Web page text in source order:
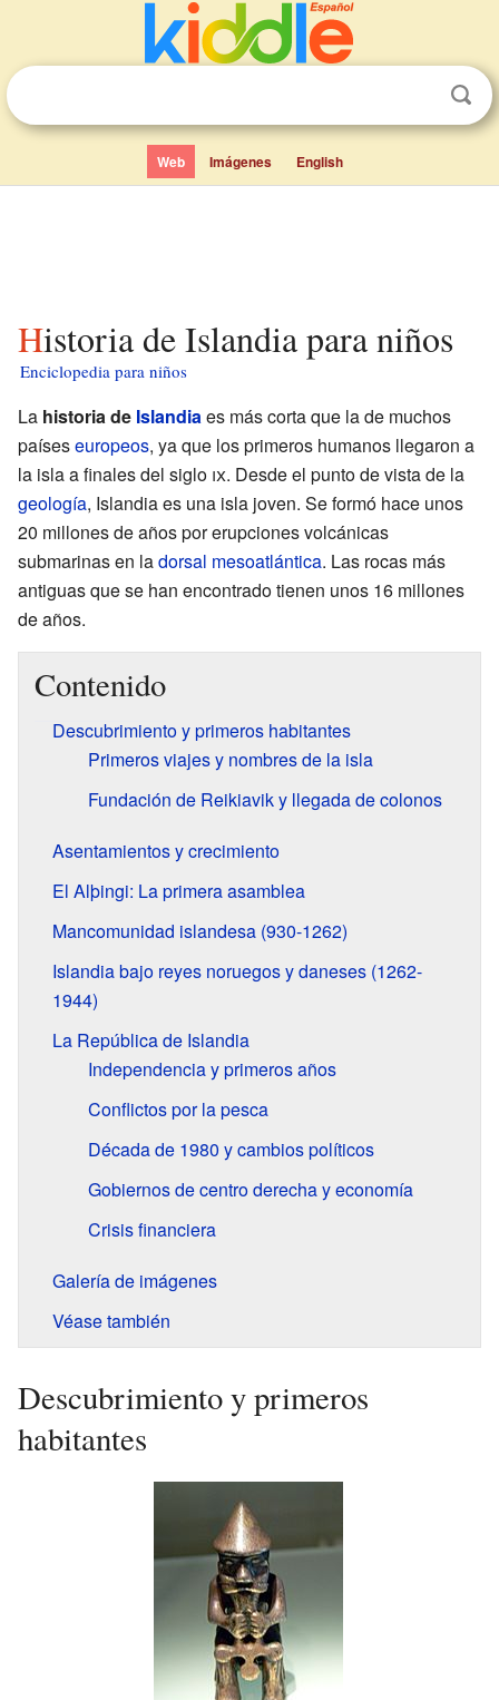
Web Imágenes English
Historia de Islandia para niños
Enciclopedia para niños
La historia de Islandiaes más corta que la de muchos
paíseseuropeos, ya que los primeros humanos llegaron a
la isla a finales del siglo ix. Desde el punto de vista de la
geología, Islandia es una isla joven. Se formó hace unos
20 millones de años por erupciones volcánicas
submarinas en ladorsal mesoatlántica. Las rocas más
antiguas que se han encontrado tienen unos 16 millones
de años.
Contenido
Descubrimiento y primeros habitantes
Primeros viajes y nombres de la isla
Fundación de Reikiavik y llegada de colonos
Asentamientos y crecimiento
El Alþingi: La primera asamblea
Mancomunidad islandesa (930-1262)
Islandia bajo reyes noruegos y daneses (1262-
1944)
La República de Islandia
Independencia y primeros años
Conflictos por la pesca
Década de 1980 y cambios políticos
Gobiernos de centro derecha y economía
Crisis financiera
Galería de imágenes
Véase también
Descubrimiento y primeros
habitantes